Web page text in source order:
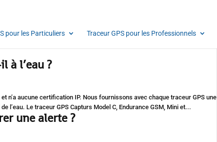
pour les Particuliers Traceur GPS pour les Professionnels
à l’eau ?
n’a aucune certification IP. Nous fournissons avec chaque traceur GPS une
l’eau. Le traceur GPS Capturs Model C, Endurance GSM, Mini et...
une alerte ?